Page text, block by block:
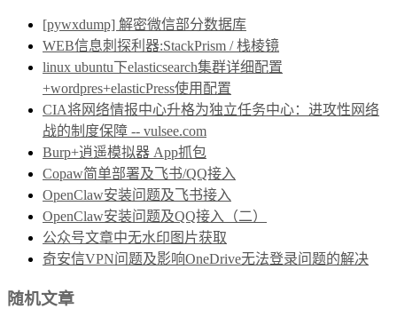
[pywxdump] 解密微信部分数据库
WEB信息刺探利器:StackPrism / 栈棱镜
linux ubuntu下elasticsearch集群详细配置
+wordpres+elasticPress使用配置
CIA将网络情报中心升格为独立任务中心：进攻性网络
战的制度保障 -- vulsee.com
Burp+逍遥模拟器 App抓包
Copaw简单部署及飞书/QQ接入
OpenClaw安装问题及飞书接入
OpenClaw安装问题及QQ接入（二）
公众号文章中无水印图片获取
奇安信VPN问题及影响OneDrive无法登录问题的解决
随机文章